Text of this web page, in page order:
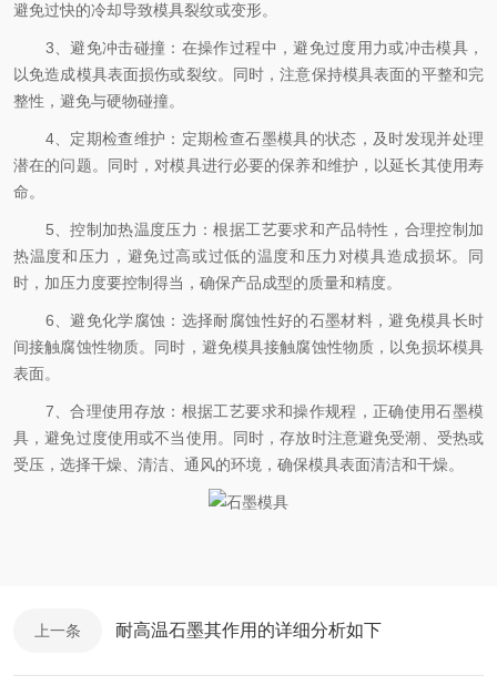
避免过快的冷却导致模具裂纹或变形。
3、避免冲击碰撞：在操作过程中，避免过度用力或冲击模具，
以免造成模具表面损伤或裂纹。同时，注意保持模具表面的平整和完
整性，避免与硬物碰撞。
4、定期检查维护：定期检查石墨模具的状态，及时发现并处理
潜在的问题。同时，对模具进行必要的保养和维护，以延长其使用寿
命。
5、控制加热温度压力：根据工艺要求和产品特性，合理控制加
热温度和压力，避免过高或过低的温度和压力对模具造成损坏。同
时，加压力度要控制得当，确保产品成型的质量和精度。
6、避免化学腐蚀：选择耐腐蚀性好的石墨材料，避免模具长时
间接触腐蚀性物质。同时，避免模具接触腐蚀性物质，以免损坏模具
表面。
7、合理使用存放：根据工艺要求和操作规程，正确使用石墨模
具，避免过度使用或不当使用。同时，存放时注意避免受潮、受热或
受压，选择干燥、清洁、通风的环境，确保模具表面清洁和干燥。
上一条 耐高温石墨其作用的详细分析如下